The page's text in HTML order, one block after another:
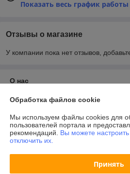
Показать весь график работы
Отзывы о магазине
У компании пока нет отзывов,
О нас
Контакты
Доставка и оплата
Полная версия сайта
Обработка файлов cookie
Мы используем файлы cookies для
пользователей портала и
рекомендаций. Вы можете
отключить их.
Принять